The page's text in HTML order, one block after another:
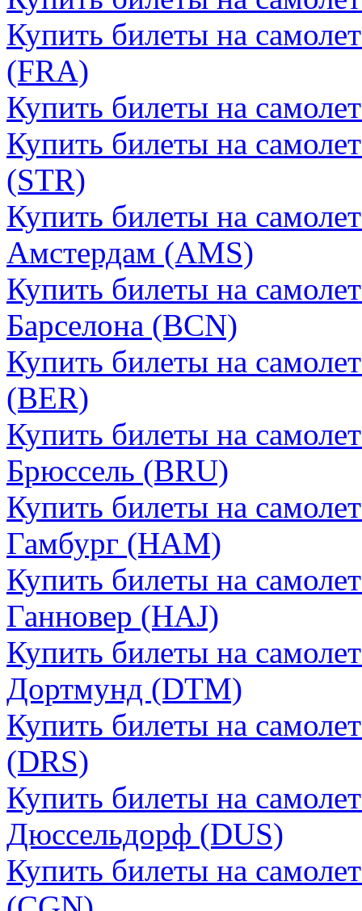
Купить билеты на
(FRA)
Купить билеты на
Купить билеты на
(STR)
Купить билеты на
Амстердам (AMS)
Купить билеты на
Барселона (BCN)
Купить билеты на
(BER)
Купить билеты на
Брюссель (BRU)
Купить билеты на
Гамбург (HAM)
Купить билеты на
Ганновер (HAJ)
Купить билеты на
Дортмунд (DTM)
Купить билеты на
(DRS)
Купить билеты на
Дюссельдорф (DUS)
Купить билеты на